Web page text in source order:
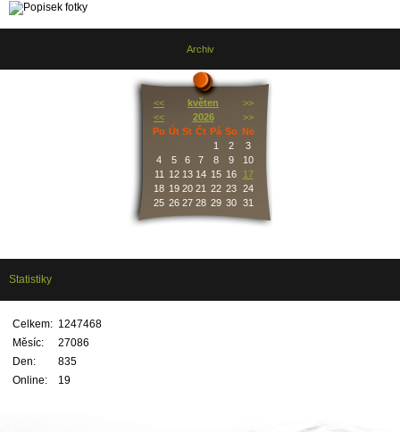
Archiv
<< květen
>>
<<
2026
>>
Po Út St Čt Pá So Ne
1
2
3
4
5 6 7 8 9
10
11
12 13 14 15 16
17
18 19 20 21 22 23 24
25 26 27 28 29 30 31
Statistiky
Online: 19
Celkem: 1247468
Měsíc:
27086
Den:
835